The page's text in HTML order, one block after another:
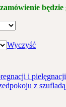
będzie
Wyczyść
i pielęgnacji
z szufladą